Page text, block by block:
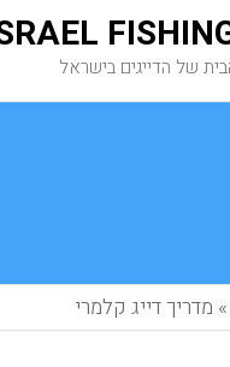
של הדייגים בישראל
מדריך דייג קלמרי